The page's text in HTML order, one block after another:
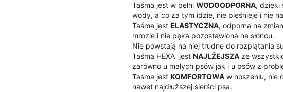
Taśma jest w pełni WODOODPORNA, dzięki
wody, a co za tym idzie, nie pleśnieje i nie
Taśma jest ELASTYCZNA, odporna na
mrozie i nie pęka pozostawiona na słońcu.
Nie powstają na niej trudne do rozplątania
Taśma HEXA jest NAJLŻEJSZA ze
zarówno u małych psów jak i u psów z
Taśma jest KOMFORTOWA w noszeniu, nie
nawet najdłuższej sierści psa.